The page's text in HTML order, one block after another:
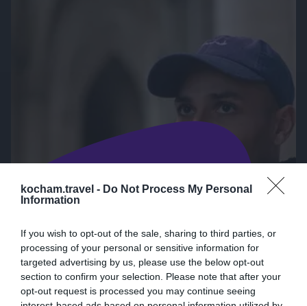
kocham.travel - Do Not Process My Personal
Information
If you wish to opt-out of the sale, sharing to third parties, or
processing of your personal or sensitive information for
targeted advertising by us, please use the below opt-out
section to confirm your selection. Please note that after your
opt-out request is processed you may continue seeing
Co zjeść w Danii?
Praktyczne wskazówki i inspiracje •
Dania